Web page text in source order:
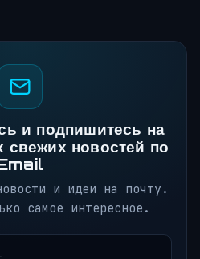
и подпишитесь на
новостей по
и идеи на почту.
самое интересное.